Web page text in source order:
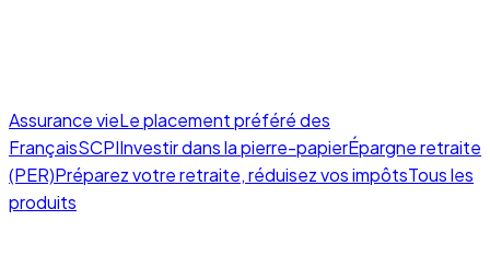
Assurance vieLe placement préféré des
FrançaisSCPIInvestir dans la pierre-papierÉpargne retraite
(PER)Préparez votre retraite, réduisez vos impôtsTous les
produits